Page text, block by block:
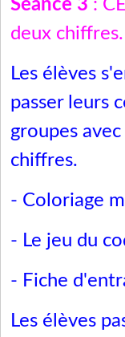
Séance 3 :
deux chiffres.
Les élèves
passer leurs
groupes
chiffres.
- Coloriage
- Le jeu du
- Fiche
Les élèves